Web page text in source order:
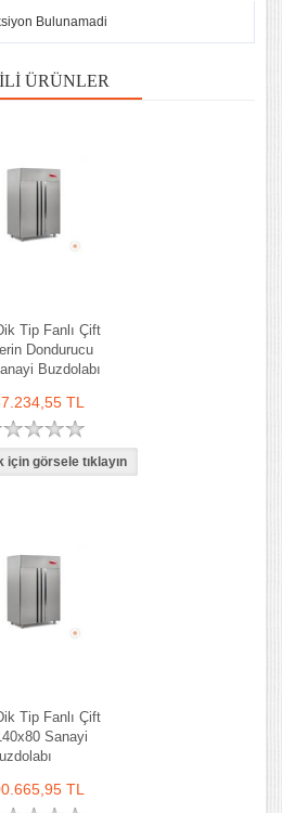
Bulunamadi
ÜRÜNLER
Tip Fanlı Çift
Dondurucu
Buzdolabı
TL
Tip Fanlı Çift
Sanayi
TL